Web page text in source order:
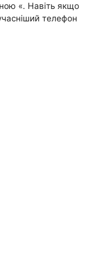
«. Навіть якщо
телефон